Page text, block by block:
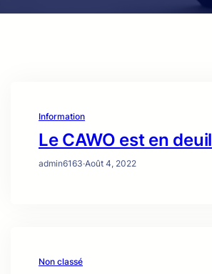
Information
Le CAWO est en deuil
admin6163·Août 4, 2022
Non classé